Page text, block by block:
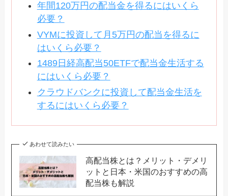
年間120万円の配当金を得るにはいくら
必要？
VYMに投資して月5万円の配当を得るに
はいくら必要？
1489日経高配当50ETFで配当金生活する
にはいくら必要？
クラウドバンクに投資して配当金生活を
するにはいくら必要？
あわせて読みたい
高配当株とは？メリット・デメリ
ットと日本・米国のおすすめの高
配当株も解説